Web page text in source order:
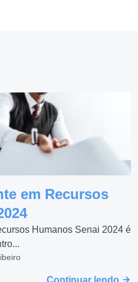
em Recursos
Humanos Senai 2024 é
Continuar lendo